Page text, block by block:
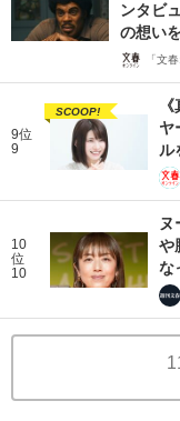
ンタビ
の想い
「文
9位
9
SCOOP!
ヤ
ル
10
位
10
ヌ
や
な